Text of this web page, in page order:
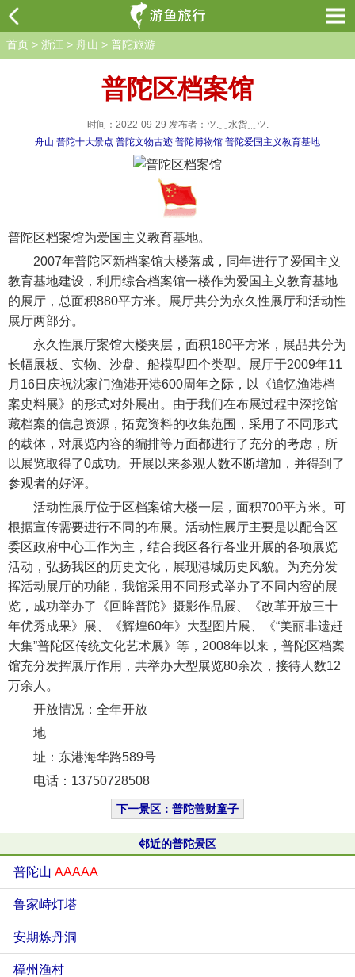
首页 > 浙江 > 舟山 > 普陀旅游
普陀区档案馆
时间：2022-09-29 发布者：ツ.﹎水货﹎ツ.
舟山 普陀十大景点 普陀文物古迹 普陀博物馆 普陀爱国主义教育基地
普陀区档案馆为爱国主义教育基地。
2007年普陀区新档案馆大楼落成，同年进行了爱国主义
教育基地建设，利用综合档案馆一楼作为爱国主义教育基地
的展厅，总面积880平方米。展厅共分为永久性展厅和活动性
展厅两部分。
永久性展厅案馆大楼夹层，面积180平方米，展品共分为
长幅展板、实物、沙盘、船模型四个类型。展厅于2009年11
月16日庆祝沈家门渔港开港600周年之际，以《追忆渔港档
案史料展》的形式对外展出。由于我们在布展过程中深挖馆
藏档案的信息资源，拓宽资料的收集范围，采用了不同形式
的载体，对展览内容的编排等万面都进行了充分的考虑，所
以展览取得了0成功。开展以来参观人数不断增加，并得到了
参观者的好评。
活动性展厅位于区档案馆大楼一层，面积700平方米。可
根据宣传需要进行不同的布展。活动性展厅主要是以配合区
委区政府中心工作为主，结合我区各行各业开展的各项展览
活动，弘扬我区的历史文化，展现港城历史风貌。为充分发
挥活动展厅的功能，我馆采用不同形式举办了不同内容的展
览，成功举办了《回眸普陀》摄影作品展、《改革开放三十
年优秀成果》展、《辉煌60年》大型图片展、《“美丽非遗赶
大集”普陀区传统文化艺术展》等，2008年以来，普陀区档案
馆充分发挥展厅作用，共举办大型展览80余次，接待人数12
万余人。
开放情况：全年开放
地
址：东港海华路589号
电话：13750728508
下一景区：普陀善财童子
邻近的普陀景区
普陀山 AAAAA
鲁家峙灯塔
安期炼丹洞
樟州渔村